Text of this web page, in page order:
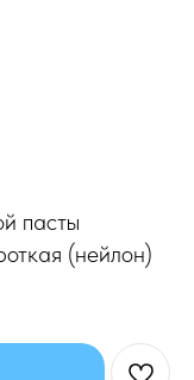
пасты
(нейлон)